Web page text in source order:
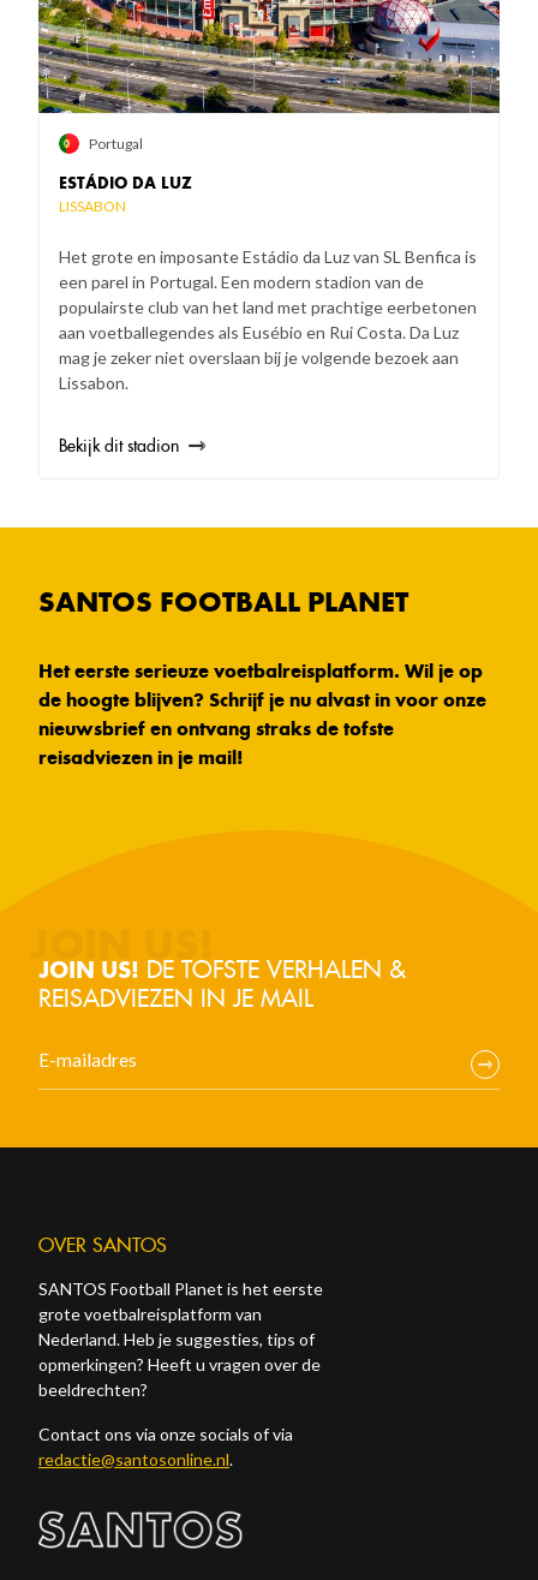
ESTÁDIO DA LUZ
LISSABON
Het grote en imposante Estádio da Luz van SL Benfica is
een parel in Portugal. Een modern stadion van de
populairste club van het land met prachtige eerbetonen
aan voetballegendes als Eusébio en Rui Costa. Da Luz
mag je zeker niet overslaan bij je volgende bezoek aan
Lissabon.
Portugal
Bekijk dit stadion
SANTOS FOOTBALL PLANET
Het eerste serieuze voetbalreisplatform. Wil je op
de hoogte blijven? Schrijf je nu alvast in voor onze
nieuwsbrief en ontvang straks de tofste
reisadviezen in je mail!
JOIN US! DE TOFSTE VERHALEN &
REISADVIEZEN IN JE MAIL
OVER SANTOS
SANTOS Football Planet is het eerste
grote voetbalreisplatform van
Nederland. Heb je suggesties, tips of
opmerkingen? Heeft u vragen over de
beeldrechten?
Contact ons via onze socials of via
redactie@santosonline.nl.